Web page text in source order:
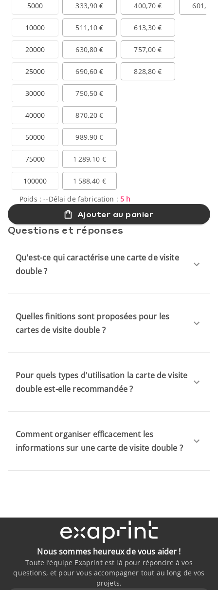
5000
10000
20000
25000
30000
40000
50000
75000
100000
333,90 € 400,70 € 601,10
511,10 € 613,30 €
630,80 € 757,00 €
690,60 € 828,80 €
750,50 €
870,20 €
989,90 €
1 289,10 €
1 588,40 €
Poids :--Délai de fabrication : 5 h
Ajouter au panier
Questions et réponses
Qu'est-ce qui caractérise une carte de visite
double ?
Quelles finitions sont proposées pour les
cartes de visite double ?
Pour quels types d'utilisation la carte de visite
double est-elle recommandée ?
Comment organiser efficacement les
informations sur une carte de visite double ?
Nous sommes heureux de vous aider !
Toute l’équipe Exaprint est là pour répondre à vos
questions, et pour vous accompagner tout au long de vos
projets.